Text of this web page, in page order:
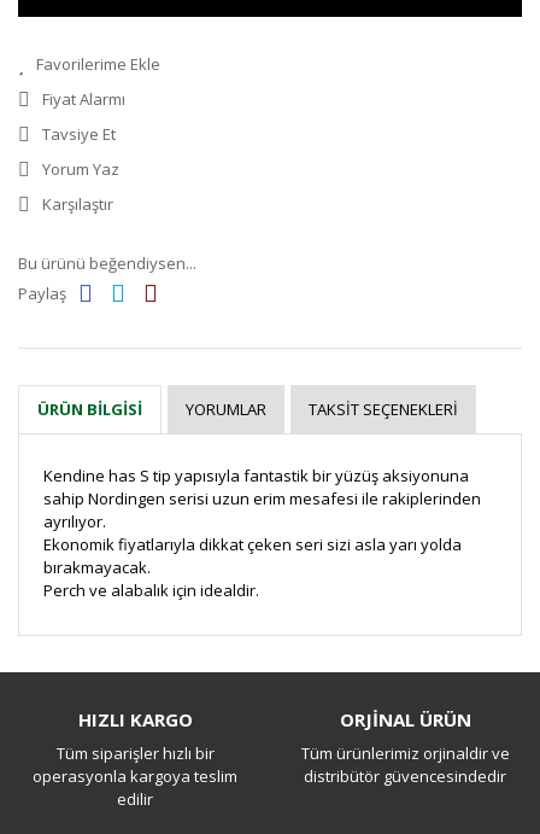
Fiyat Alarmı
Tavsiye Et
Yorum Yaz
Karşılaştır
Bu ürünü beğendiysen...
Paylaş
ÜRÜN BILGISI YORUMLAR TAKSIT SEÇENEKLERI
Kendine has S tip yapısıyla fantastik bir yüzüş aksiyonuna
sahip Nordingen serisi uzun erim mesafesi ile rakiplerinden
ayrılıyor.
Ekonomik fiyatlarıyla dikkat çeken seri sizi asla yarı yolda
bırakmayacak.
Perch ve alabalık için idealdir.
Yorum Yaz
HIZLI KARGO
Tüm siparişler hızlı bir
operasyonla kargoya teslim
edilir
ORJİNAL ÜRÜN
Tüm ürünlerimiz orjinaldir ve
distribütör güvencesindedir